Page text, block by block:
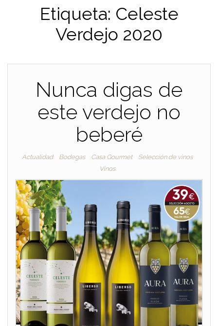
Etiqueta: Celeste
Verdejo 2020
Nunca digas de
este verdejo no
beberé
Actualidad Bodegas Casa Gourmet
Selección de vinos
Vinos